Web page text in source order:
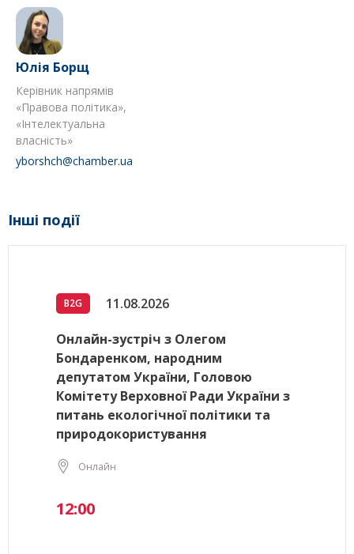
Юлія Борщ
Керівник напрямів
«Правова політика»,
«Інтелектуальна
власність»
yborshch@chamber.ua
Інші події
B2G 11.08.2026
Онлайн-зустріч з Олегом
Бондаренком, народним
депутатом України, Головою
Комітету Верховної Ради України з
питань екологічної політики та
природокористування
Онлайн
12:00